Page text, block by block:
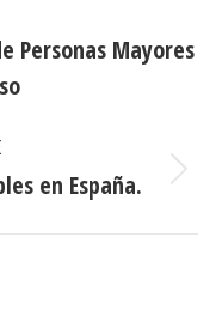
Personas Mayores
en España.